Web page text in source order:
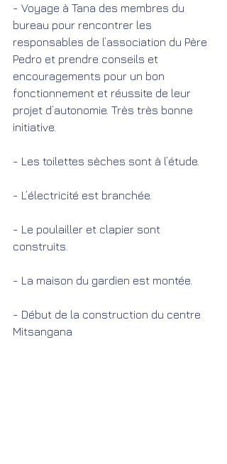
- Voyage à Tana des membres du
bureau pour rencontrer les
responsables de l’association du Père
Pedro et prendre conseils et
encouragements pour un bon
fonctionnement et réussite de leur
projet d’autonomie. Très très bonne
initiative.
- Les toilettes sèches sont à l’étude.
- L’électricité est branchée.
- Le poulailler et clapier sont
construits.
- La maison du gardien est montée.
- Début de la construction du centre
Mitsangana